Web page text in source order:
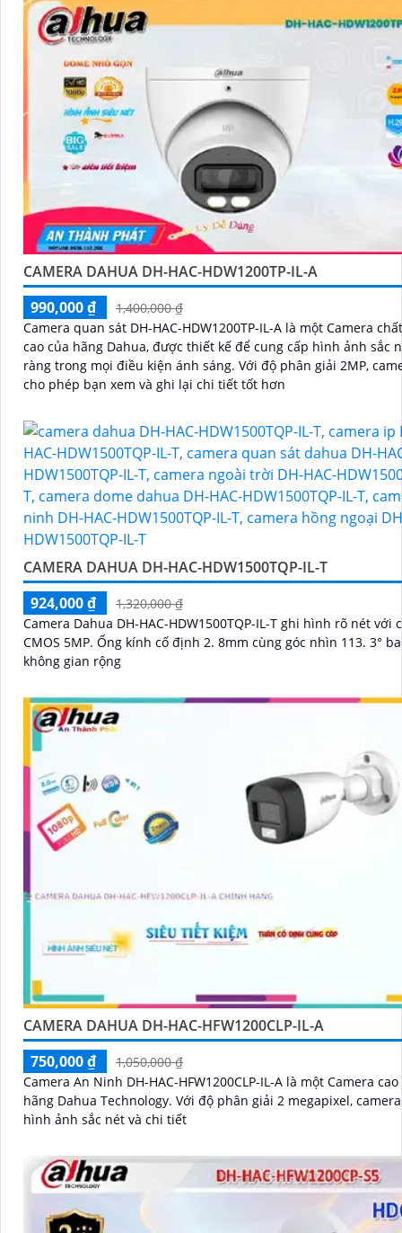
CAMERA DAHUA DH-HAC-HDW1200TP-IL-A
990,000 ₫
1,400,000 ₫
Camera quan sát DH-HAC-HDW1200TP-IL-A là một Camera
cao của hãng Dahua, được thiết kế để cung cấp hình ảnh sắc
ràng trong mọi điều kiện ánh sáng. Với độ phân giải 2MP, camera này
cho phép bạn xem và ghi lại chi tiết tốt hơn
CAMERA DAHUA DH-HAC-HDW1500TQP-IL-T
924,000 ₫
1,320,000 ₫
Camera Dahua DH-HAC-HDW1500TQP-IL-T ghi hình rõ nét với
CMOS 5MP. Ống kính cố định 2. 8mm cùng góc nhìn 113. 3° bao quát
không gian rộng
CAMERA DAHUA DH-HAC-HFW1200CLP-IL-A
750,000 ₫
1,050,000 ₫
Camera An Ninh DH-HAC-HFW1200CLP-IL-A là một Camera
hãng Dahua Technology. Với độ phân giải 2 megapixel, camera này cho
hình ảnh sắc nét và chi tiết